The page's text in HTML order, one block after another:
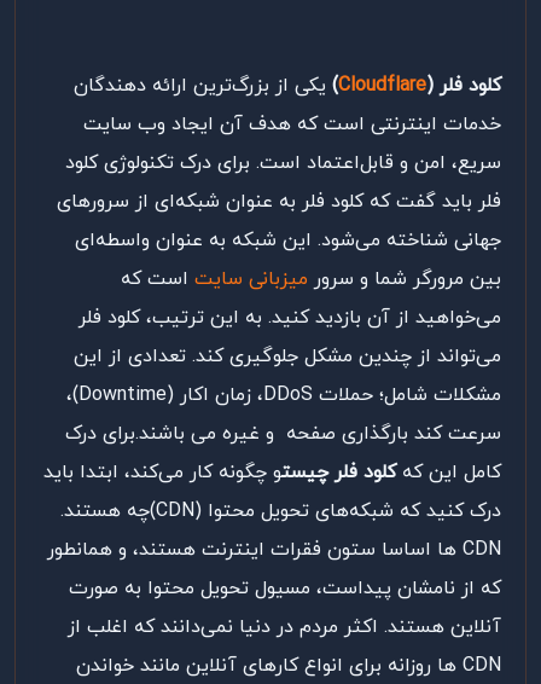
کلود فلر (Cloudflare
) یکی از بزرگ‌ترین ارائه دهندگان
خدمات اینترنتی است که هدف آن ایجاد وب سایت
سریع، امن و قابل‌اعتماد است. برای درک تکنولوژی کلود
فلر باید گفت که کلود فلر به عنوان شبکه‌ای از سرورهای
جهانی شناخته می‌شود. این شبکه به عنوان واسطه‌ای
بین مرورگر شما و سرور میزبانی سایت است که
می‌خواهید از آن بازدید کنید. به این ترتیب، کلود فلر
می‌تواند از چندین مشکل جلوگیری کند. تعدادی از این
مشکلات شامل؛ حملات DDoS، زمان اکار (Downtime)،
سرعت کند بارگذاری صفحه و غیره می باشند.برای درک
کامل این کهکلود فلر چیستو چگونه کار می‌کند، ابتدا باید
درک کنید که شبکه‌های تحویل محتوا (CDN)چه هستند.
CDN ها اساسا ستون فقرات اینترنت هستند، و همانطور
که از نامشان پیداست، مسیول تحویل محتوا به صورت
آنلاین هستند. اکثر مردم در دنیا نمی‌دانند که اغلب از
CDN ها روزانه برای انواع کارهای آنلاین مانند خواندن